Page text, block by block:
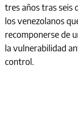
tres años tras seis
los venezolanos
recomponerse de
la vulnerabilidad
control.